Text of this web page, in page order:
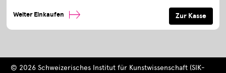
Weiter Einkaufen
© 2026 Schweizerisches Institut für Kunstwissenschaft (SIK-